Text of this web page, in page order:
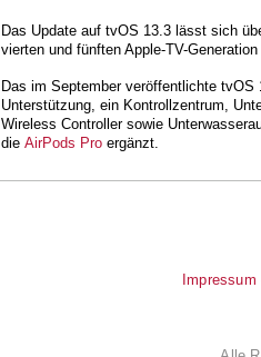
Das Update auf tvOS 13.3 lässt sich
vierten und fünften Apple-TV-
Das im September veröffentlichte tvOS
Unterstützung, ein Kontrollzentrum,
Wireless Controller sowie
die AirPods Pro ergänzt.
Impressum